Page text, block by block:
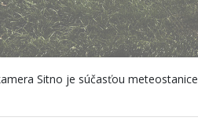
Sitno je súčasťou meteostanice